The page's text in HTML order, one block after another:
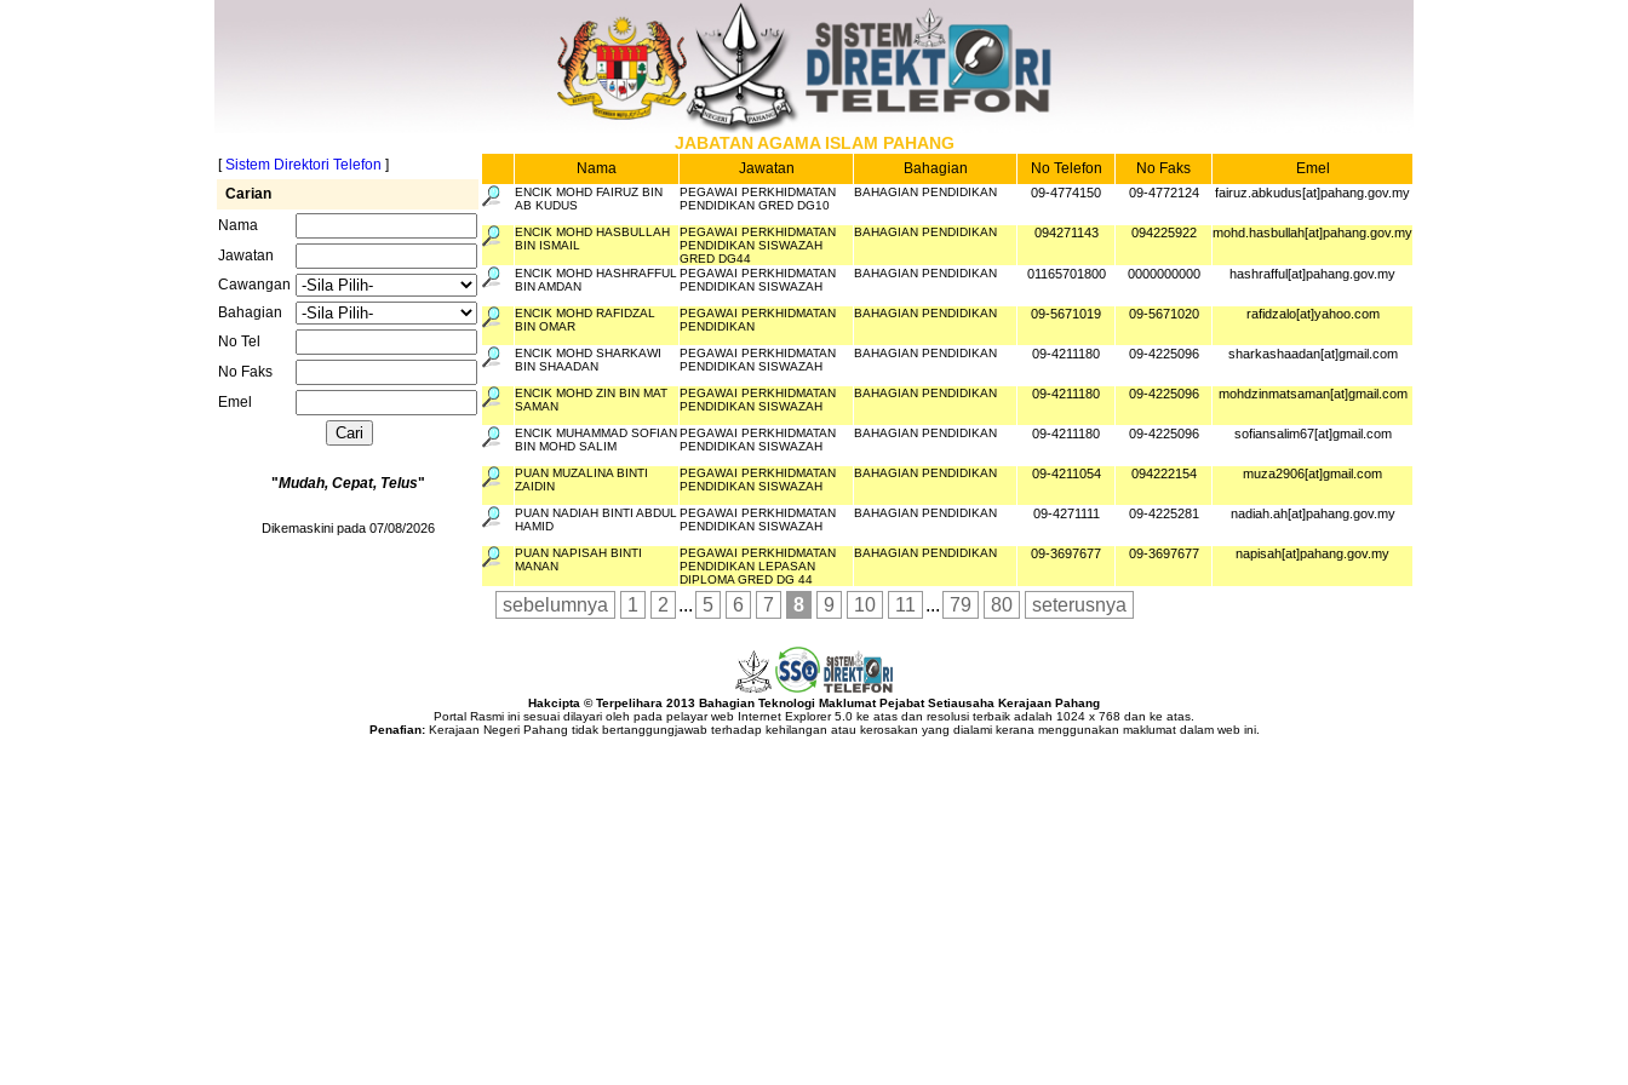
JABATAN AGAMA ISLAM PAHANG
[Sistem Direktori Telefon ]
Carian
Nama
Jawatan
Cawangan
Bahagian
No Tel
No Faks
Emel
"Mudah, Cepat, Telus"
Dikemaskini pada 07/08/2026
Nama Jawatan Bahagian No Telefon No Faks Emel
ENCIK MOHD FAIRUZ BIN
AB KUDUS
PEGAWAI PERKHIDMATAN
PENDIDIKAN GRED DG10
BAHAGIAN PENDIDIKAN 09-4774150 09-4772124 fairuz.abkudus[at]pahang.gov.my
ENCIK MOHD HASBULLAH
BIN ISMAIL
PEGAWAI PERKHIDMATAN
PENDIDIKAN SISWAZAH
GRED DG44
BAHAGIAN PENDIDIKAN 094271143 094225922 mohd.hasbullah[at]pahang.gov.my
ENCIK MOHD HASHRAFFUL
BIN AMDAN
PEGAWAI PERKHIDMATAN
PENDIDIKAN SISWAZAH
BAHAGIAN PENDIDIKAN 01165701800 0000000000 hashrafful[at]pahang.gov.my
ENCIK MOHD RAFIDZAL
BIN OMAR
PEGAWAI PERKHIDMATAN
PENDIDIKAN
BAHAGIAN PENDIDIKAN 09-5671019 09-5671020 rafidzalo[at]yahoo.com
ENCIK MOHD SHARKAWI
BIN SHAADAN
PEGAWAI PERKHIDMATAN
PENDIDIKAN SISWAZAH
BAHAGIAN PENDIDIKAN 09-4211180 09-4225096 sharkashaadan[at]gmail.com
ENCIK MOHD ZIN BIN MAT
SAMAN
PEGAWAI PERKHIDMATAN
PENDIDIKAN SISWAZAH
BAHAGIAN PENDIDIKAN 09-4211180 09-4225096 mohdzinmatsaman[at]gmail.com
ENCIK MUHAMMAD SOFIAN
BIN MOHD SALIM
PEGAWAI PERKHIDMATAN
PENDIDIKAN SISWAZAH
BAHAGIAN PENDIDIKAN 09-4211180 09-4225096 sofiansalim67[at]gmail.com
PUAN MUZALINA BINTI
ZAIDIN
PEGAWAI PERKHIDMATAN
PENDIDIKAN SISWAZAH
BAHAGIAN PENDIDIKAN 09-4211054 094222154 muza2906[at]gmail.com
PUAN NADIAH BINTI ABDUL
HAMID
PEGAWAI PERKHIDMATAN
PENDIDIKAN SISWAZAH
BAHAGIAN PENDIDIKAN 09-4271111 09-4225281 nadiah.ah[at]pahang.gov.my
PUAN NAPISAH BINTI
MANAN
PEGAWAI PERKHIDMATAN
PENDIDIKAN LEPASAN
DIPLOMA GRED DG 44
BAHAGIAN PENDIDIKAN 09-3697677 09-3697677 napisah[at]pahang.gov.my
sebelumnya 1 2 ... 5 6 7 8 9 10 11 ... 79 80 seterusnya
Hakcipta © Terpelihara 2013 Bahagian Teknologi Maklumat Pejabat Setiausaha Kerajaan Pahang
Portal Rasmi ini sesuai dilayari oleh pada pelayar web Internet Explorer 5.0 ke atas dan resolusi terbaik adalah 1024 x 768 dan ke atas.
Penafian:Kerajaan Negeri Pahang tidak bertanggungjawab terhadap kehilangan atau kerosakan yang dialami kerana menggunakan maklumat dalam web ini.